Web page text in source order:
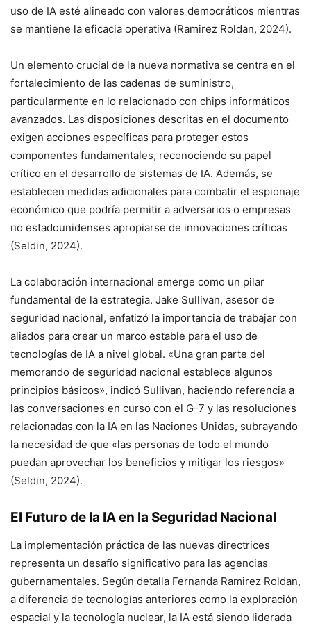
uso de IA esté alineado con valores democráticos mientras
se mantiene la eficacia operativa (Ramirez Roldan, 2024).
Un elemento crucial de la nueva normativa se centra en el
fortalecimiento de las cadenas de suministro,
particularmente en lo relacionado con chips informáticos
avanzados. Las disposiciones descritas en el documento
exigen acciones específicas para proteger estos
componentes fundamentales, reconociendo su papel
crítico en el desarrollo de sistemas de IA. Además, se
establecen medidas adicionales para combatir el espionaje
económico que podría permitir a adversarios o empresas
no estadounidenses apropiarse de innovaciones críticas
(Seldin, 2024).
La colaboración internacional emerge como un pilar
fundamental de la estrategia. Jake Sullivan, asesor de
seguridad nacional, enfatizó la importancia de trabajar con
aliados para crear un marco estable para el uso de
tecnologías de IA a nivel global. «Una gran parte del
memorando de seguridad nacional establece algunos
principios básicos», indicó Sullivan, haciendo referencia a
las conversaciones en curso con el G-7 y las resoluciones
relacionadas con la IA en las Naciones Unidas, subrayando
la necesidad de que «las personas de todo el mundo
puedan aprovechar los beneficios y mitigar los riesgos»
(Seldin, 2024).
El Futuro de la IA en la Seguridad Nacional
La implementación práctica de las nuevas directrices
representa un desafío significativo para las agencias
gubernamentales. Según detalla Fernanda Ramirez Roldan,
a diferencia de tecnologías anteriores como la exploración
espacial y la tecnología nuclear, la IA está siendo liderada